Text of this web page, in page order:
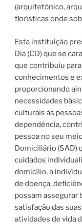
(arquitetónico,
florísticas onde
Esta instituição
Dia (CD) que se
que contribuiu
conhecimentos e
proporcionando
necessidades
culturais às
dependência,
pessoa no seu
Domiciliário (SAD)
cuidados
domicílio, a
de doença,
possam assegurar
satisfação das
atividades de vida